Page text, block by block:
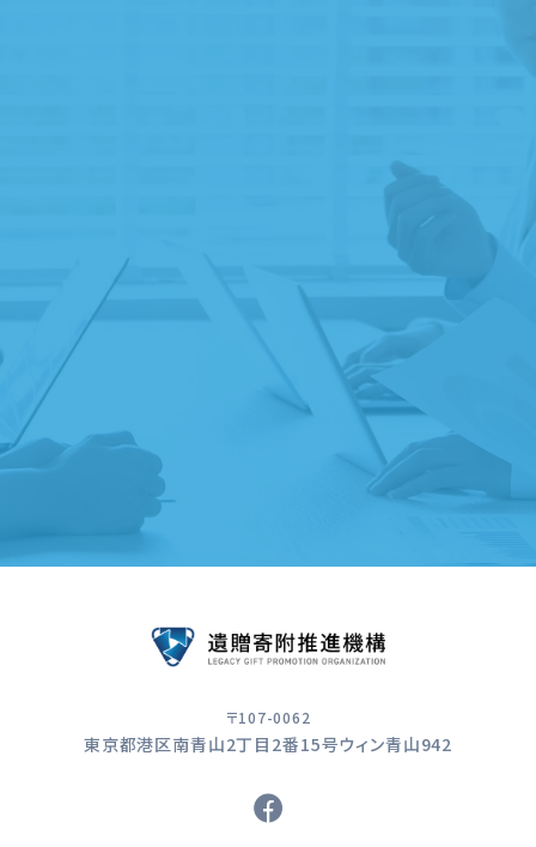
ご縁ディングノートのプレゼント
遺贈寄附受付団体のご紹介
〒107-0062
東京都港区南青山2丁目2番15号ウィン青山942